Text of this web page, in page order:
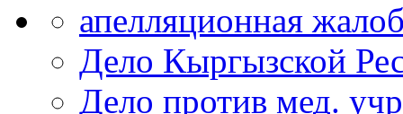
апелляционная
Дело Кыргызской
Дело против мед.